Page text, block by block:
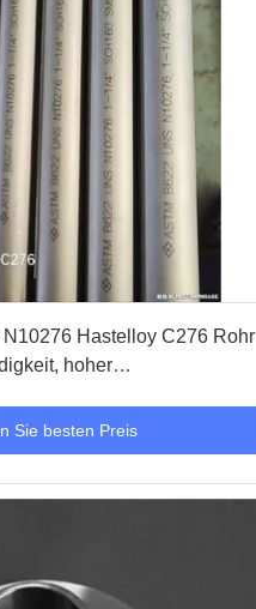
Hastelloy C276 Rohr
hoher
Sie besten Preis